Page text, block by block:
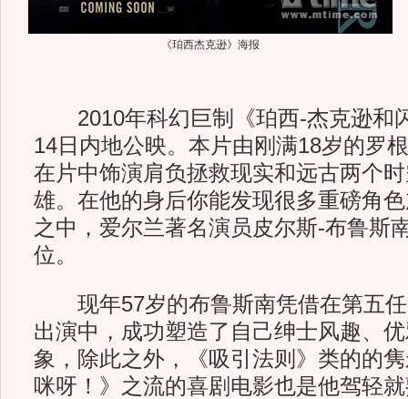
《珀西杰克逊》海报
2010年科幻巨制《珀西-杰克逊和
14日内地公映。本片由刚满18岁的罗
在片中饰演肩负拯救现实和远古两个
雄。在他的身后你能发现很多重磅角
之中，爱尔兰著名演员皮尔斯-布鲁斯
位。
现年57岁的布鲁斯南凭借在第五任
出演中，成功塑造了自己绅士风趣、
象，除此之外，《吸引法则》类的的
咪呀！》之流的喜剧电影也是他驾轻